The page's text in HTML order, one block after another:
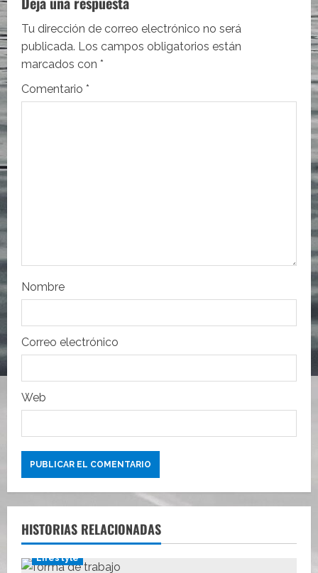
c
i
ó
n
r
a
d
a
s
Tu dirección de correo electrónico no será
publicada. Los campos obligatorios están
marcados con *
Comentario *
Nombre
Correo electrónico
Web
HISTORIAS RELACIONADAS
Lifestyle